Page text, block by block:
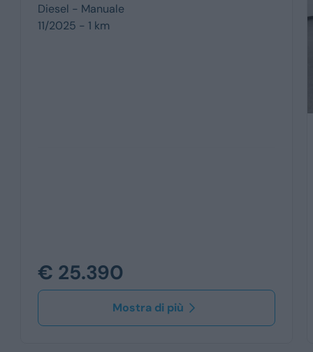
Diesel - Manuale
11/2025 - 1 km
€ 25.390
Mostra di più